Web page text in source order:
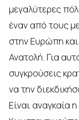
μεγαλύτερες
έναν από τους
στην Ευρώπη
Ανατολή. Για
συγκρούσεις
να την
Είναι αναγκαία